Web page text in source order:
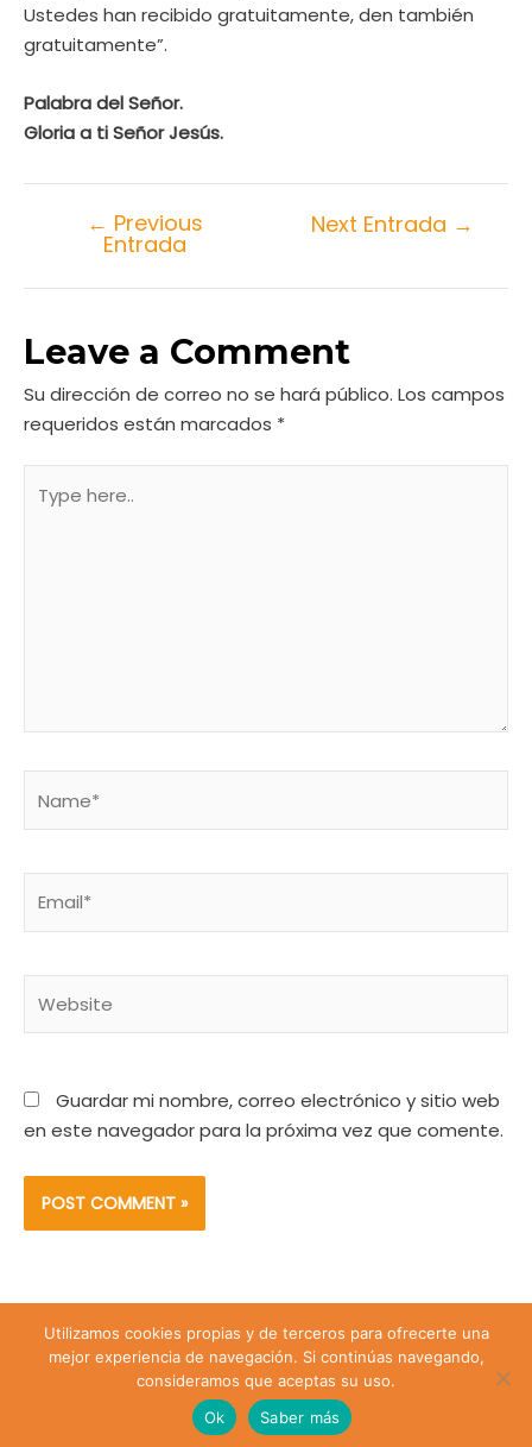
Ustedes han recibido gratuitamente, den también
gratuitamente”.
Palabra del Señor.
Gloria a ti Señor Jesús.
← Previous
Entrada
Next Entrada →
Leave a Comment
Su dirección de correo no se hará público. Los campos
requeridos están marcados *
here..
Guardar mi nombre, correo electrónico y sitio web
en este navegador para la próxima vez que comente.
Lira 428 Santiago de Chile | Teléfono: +56 9 74809547 |
Email: sanjuanevangelista428@gmail.com
Utilizamos cookies propias y de terceros para ofrecerte una
mejor experiencia de navegación. Si continúas navegando,
consideramos que aceptas su uso.
Ok
Saber más